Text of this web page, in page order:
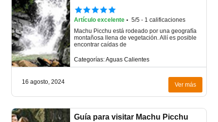
Artículo excelente ·5/5 - 1 calificaciones
Machu Picchu está rodeado por una geografía
montañosa llena de vegetación. Allí es posible
encontrar caídas de
Categorías: Aguas Calientes
16 agosto, 2024 Ver más
Guía para visitar Machu Picchu